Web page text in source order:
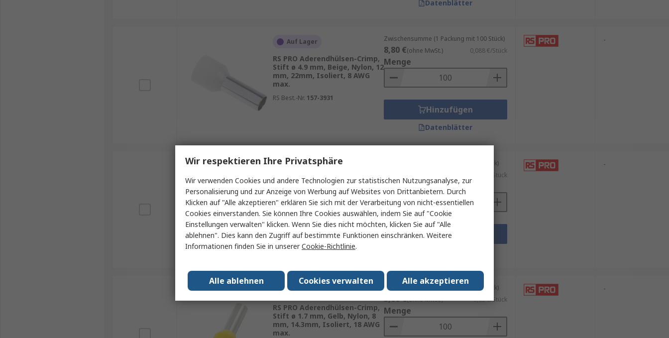
Datenblätter
Auf Lager
RS PRO Aderendhülsen-Crimp,
Stift ø 4.9 mm, Beige, Nylon, 12
mm, 22mm, Isoliert, 8 AWG
max.
RS Best.-Nr. 157-3931
Zwischensumme (1 Packung mit 100 Stück)
8,80 €(ohne MwSt.) 0,088 €/Stück
Menge
Hinzufügen
Datenblätter
-
Auf Lager
RS PRO Aderendhülsen-Crimp,
Stift ø 1.5 mm, Weiß, Nylon, 8
mm, 14.3mm, Isoliert, 18 AWG
max.
RS Best.-Nr.178-7294
Zwischensumme (1 Beutel mit 100 Stück)
0,03 €/Stück
Menge
Hinzufügen
-
Auf Lager
RS PRO Aderendhülsen-Crimp,
Stift ø 1.7 mm, Gelb, Nylon, 8
mm, 14.3mm, Isoliert, 18 AWG
max.
Zwischensumme (1 Beutel mit 100 Stück)
3,00 €(ohne MwSt.) 0,03 €/Stück
Menge
-
Wir respektieren Ihre Privatsphäre
Wir verwenden Cookies und andere Technologien zur statistischen Nutzungsanalyse, zur
Personalisierung und zur Anzeige von Werbung auf Websites von Drittanbietern. Durch
Klicken auf "Alle akzeptieren" erklären Sie sich mit der Verarbeitung von nicht-essentiellen
Cookies einverstanden. Sie können Ihre Cookies auswählen, indem Sie auf "Cookie
Einstellungen verwalten" klicken. Wenn Sie dies nicht möchten, klicken Sie auf "Alle
ablehnen". Dies kann den Zugriff auf bestimmte Funktionen einschränken. Weitere
Informationen finden Sie in unsererCookie-Richtlinie.
Alle akzeptieren
Cookies verwalten
Alle ablehnen